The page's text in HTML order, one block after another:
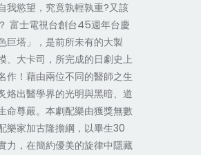
我慾望，究竟孰輕孰重?又該
富士電視台創台45週年台慶
巨塔」，是前所未有的大製
、大卡司，所完成的日劇史上
作！藉由兩位不同的醫師之生
烙出醫學界的光明與黑暗、道
命尊嚴。本劇配樂由獲獎無數
樂家加古隆擔綱，以畢生30
力，在簡約優美的旋律中隱藏